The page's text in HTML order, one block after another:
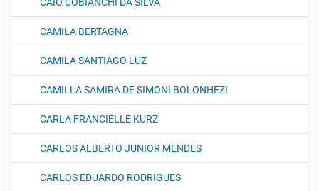
CAMILA BERTAGNA
CAMILA SANTIAGO LUZ
CAMILLA SAMIRA DE SIMONI BOLONHEZI
CARLA FRANCIELLE KURZ
CARLOS ALBERTO JUNIOR MENDES
CARLOS EDUARDO RODRIGUES